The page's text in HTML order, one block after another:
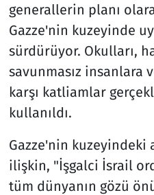
generallerin planı
Gazze'nin kuzeyinde
sürdürüyor. Okulları,
savunmasız insanlara
karşı katliamlar
kullanıldı.
Gazze'nin kuzeyindeki
ilişkin, "İşgalci İsrail
tüm dünyanın gözü